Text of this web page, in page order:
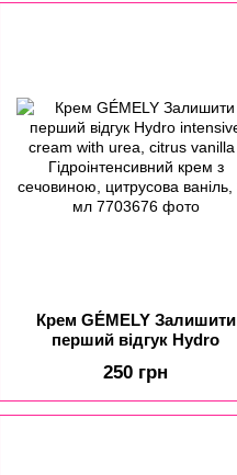
Крем GÉMELY Залишити
перший відгук Hydro
citrus vanilla /
Гідроінтенсивний крем з
сечовиною, цитрусова
250 грн